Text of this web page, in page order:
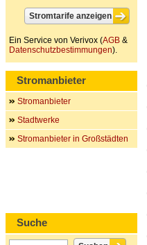
Ein Service von Verivox (AGB &
Datenschutzbestimmungen).
Stromanbieter
Stromanbieter
Stadtwerke
Stromanbieter in Großstädten
Suche